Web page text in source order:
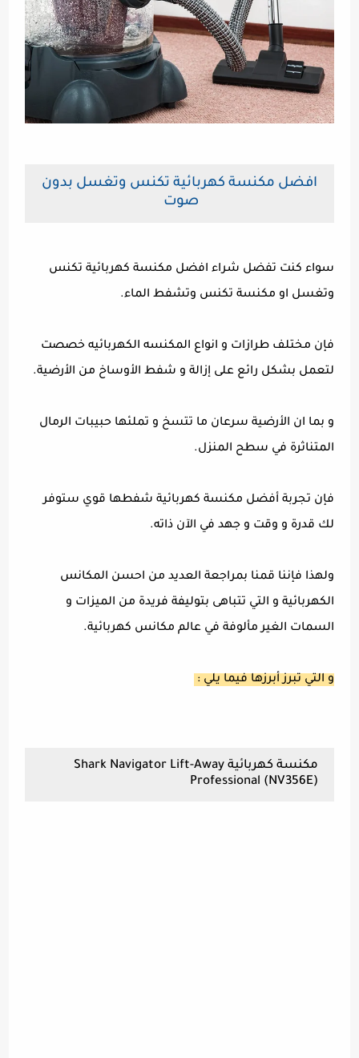
افضل مكنسة كهربائية تكنس وتغسل بدون
صوت
سواء كنت تفضل شراء افضل مكنسة كهربائية تكنس
وتغسل او مكنسة تكنس وتشفط الماء.
فإن مختلف طرازات و انواع المكنسه الكهربائيه خصصت
لتعمل بشكل رائع على إزالة و شفط الأوساخ من الأرضية.
و بما ان الأرضية سرعان ما تتسخ و تملئها حبيبات الرمال
المتناثرة في سطح المنزل.
فإن تجربة أفضل مكنسة كهربائية شفطها قوي ستوفر
لك قدرة و وقت و جهد في الآن ذاته.
ولهذا فإننا قمنا بمراجعة العديد من احسن المكانس
الكهربائية و التي تتباهى بتوليفة فريدة من الميزات و
السمات الغير مألوفة في عالم مكانس كهربائية.
و التي تبرز أبرزها فيما يلي :
مكنسة كهربائية Shark Navigator Lift-Away
Professional (NV356E)